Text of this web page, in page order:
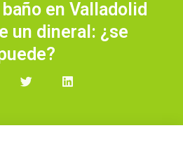
en Valladolid
un dineral: ¿se